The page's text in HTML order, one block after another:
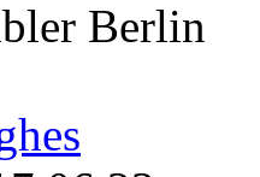
Berlin